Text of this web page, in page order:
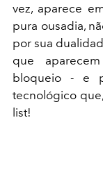
vez, aparece
pura ousadia,
por sua
que
bloqueio - e
tecnológico
list!